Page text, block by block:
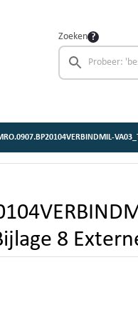
Zoeken
VA03_Toelichting_Bijlage 8 Externe
8